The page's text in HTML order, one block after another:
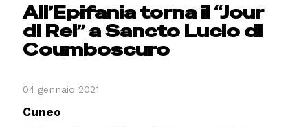
All’Epifania torna il “Jour
di Rei” a Sancto Lucio di
Coumboscuro
04 gennaio 2021
Cuneo